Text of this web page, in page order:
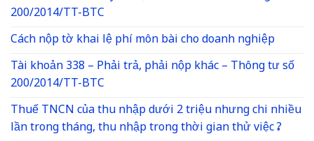
200/2014/TT-BTC
Cách nộp tờ khai lệ phí môn bài cho doanh nghiệp
Tài khoản 338 – Phải trả, phải nộp khác – Thông tư số
200/2014/TT-BTC
Thuế TNCN của thu nhập dưới 2 triệu nhưng chi nhiều
lần trong tháng, thu nhập trong thời gian thử việc ?